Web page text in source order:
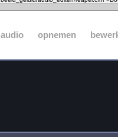
audio opnemen